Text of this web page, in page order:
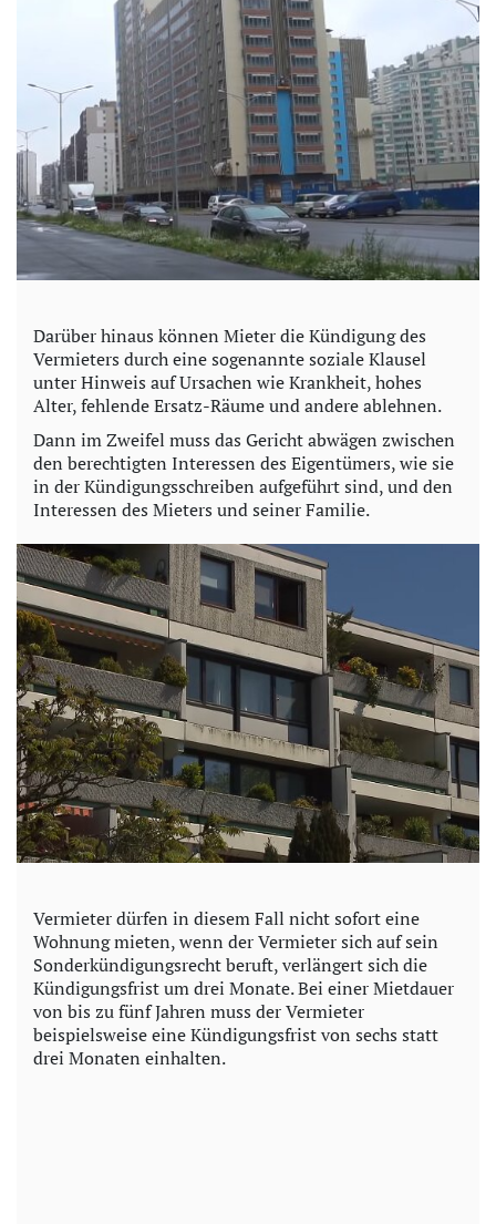
Darüber hinaus können Mieter die Kündigung des
Vermieters durch eine sogenannte soziale Klausel
unter Hinweis auf Ursachen wie Krankheit, hohes
Alter, fehlende Ersatz-Räume und andere ablehnen.
Dann im Zweifel muss das Gericht abwägen zwischen
den berechtigten Interessen des Eigentümers, wie sie
in der Kündigungsschreiben aufgeführt sind, und den
Interessen des Mieters und seiner Familie.
Vermieter dürfen in diesem Fall nicht sofort eine
Wohnung mieten, wenn der Vermieter sich auf sein
Sonderkündigungsrecht beruft, verlängert sich die
Kündigungsfrist um drei Monate. Bei einer Mietdauer
von bis zu fünf Jahren muss der Vermieter
beispielsweise eine Kündigungsfrist von sechs statt
drei Monaten einhalten.